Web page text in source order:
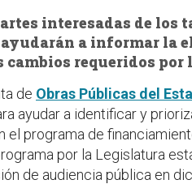
interesadas de
a informar la
requeridos por
de Obras Públicas del
ayudar a identificar y
el programa de
por la Legislatura
de audiencia pública en